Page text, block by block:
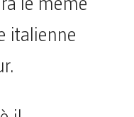
le même
italienne